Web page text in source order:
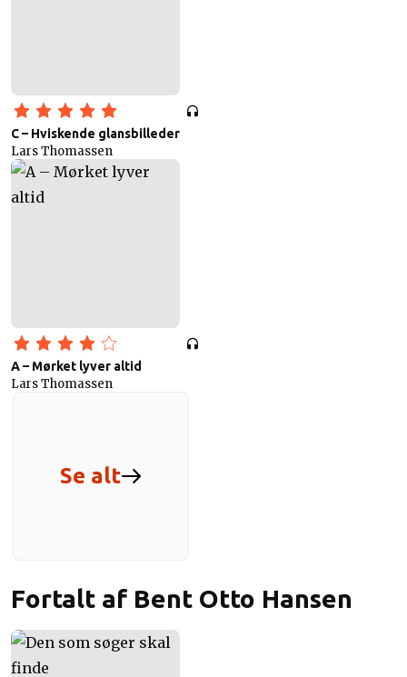
C – Hviskende glansbilleder
Lars Thomassen
A – Mørket lyver altid
Lars Thomassen
Se alt
Fortalt af Bent Otto Hansen